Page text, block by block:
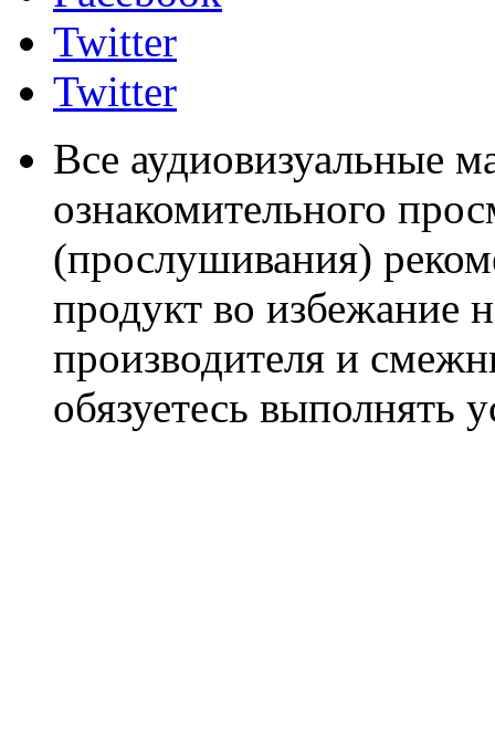
Twitter
Twitter
Все аудиовизуальные
ознакомительного
(прослушивания)
продукт во избежание
производителя и
обязуетесь выполнять